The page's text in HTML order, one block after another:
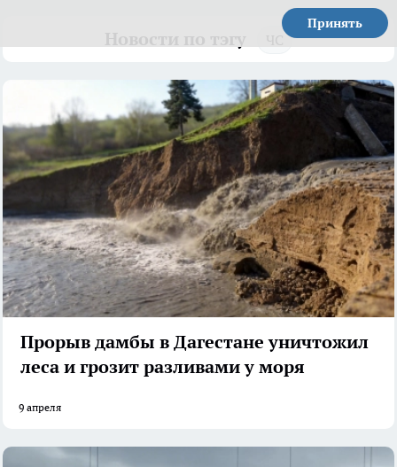
Принять
Прорыв дамбы в Дагестане уничтожил
леса и грозит разливами у моря
9 апреля